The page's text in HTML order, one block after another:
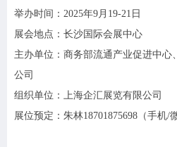
举办时间： 2025年9月19-21日
展会地点：长沙国际会展中心
主办单位：商务部流通产业促进中心
公司
组织单位：上海企汇展览有限公司
展位预定：朱林18701875698（手机/